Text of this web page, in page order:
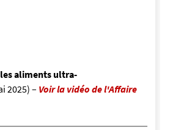
aliments ultra-
2025) – Voir la vidéo de l'Affaire